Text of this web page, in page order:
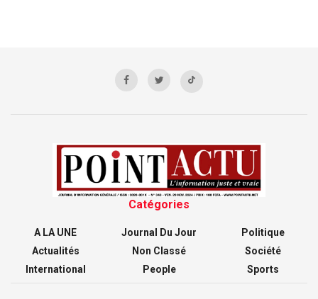
Catégories
A LA UNE
Actualités
International
Journal Du Jour
Non Classé
People
Politique
Société
Sports